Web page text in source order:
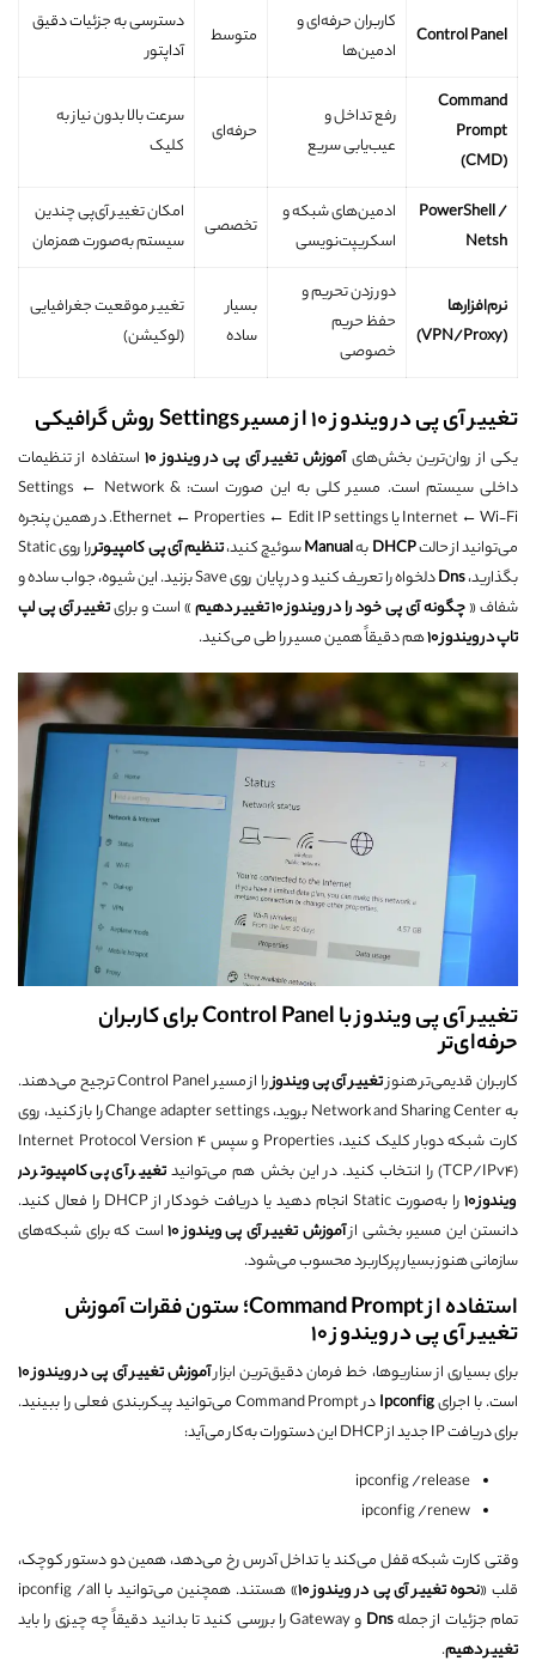
Control Panel
کاربران حرفه‌ای و
ادمین‌ها
متوسط
دسترسی به جزئیات دقیق
آداپتور
Command
Prompt
(CMD)
رفع تداخل و
عیب‌یابی سریع
حرفه‌ای
سرعت بالا بدون نیاز به
کلیک
PowerShell /
Netsh
ادمین‌های شبکه و
اسکریپت‌نویسی
تخصصی
امکان تغییر آی‌پی چندین
سیستم به‌صورت همزمان
نرم‌افزارها
(VPN/Proxy)
دور زدن تحریم و
حفظ حریم
خصوصی
بسیار
ساده
تغییر موقعیت جغرافیایی
(لوکیشن)
تغییر آی پی در ویندوز 10 از مسیر Settings روش گرافیکی
یکی از روان‌ترین بخش‌هایآموزش تغییر آی پی در ویندوز 10 استفاده از تنظیمات
داخلی سیستم است. مسیر کلی به این صورت است: Settings ← Network &
Internet ← Wi‑Fi یا Ethernet ← Properties ← Edit IP settings. در همین پنجره
می‌توانید از حالتDHCPبهManualسوئیچ کنید،تنظیم آی پی کامپیوتر
را روی Static
بگذارید،Dns
دلخواه را تعریف کنید و در پایان روی Save بزنید. این شیوه، جواب ساده و
شفاف «چگونه آی پی خود را در ویندوز 10 تغییر دهیم » است و برایتغییر آی پی لپ
تاپ در ویندوز 10 هم دقیقاً همین مسیر را طی می‌کنید.
تغییر آی پی ویندوز با Control Panel برای کاربران
حرفه‌ای‌تر
کاربران قدیمی‌تر هنوزتغییر آی پی ویندوز
را از مسیر Control Panel ترجیح می‌دهند.
به Network and Sharing Center بروید، Change adapter settings را باز کنید، روی
کارت شبکه دوبار کلیک کنید، Properties و سپس Internet Protocol Version 4
(TCP/IPv4) را انتخاب کنید. در این بخش هم می‌توانید
تغییر آی پی کامپیوتر در
ویندوز 10
را به‌صورت Static انجام دهید یا دریافت خودکار از DHCP را فعال کنید.
دانستن این مسیر، بخشی ازآموزش تغییر آی پی ویندوز 10
است که برای شبکه‌های
سازمانی هنوز بسیار پرکاربرد محسوب می‌شود.
استفاده از Command Prompt؛ ستون فقرات آموزش
تغییر آی پی در ویندوز 10
برای بسیاری از سناریوها، خط فرمان دقیق‌ترین ابزارآموزش تغییر آی پی در ویندوز 10
است. با اجرایIpconfig
در Command Prompt می‌توانید پیکربندی فعلی را ببینید.
برای دریافت IP جدید از DHCP این دستورات به‌کار می‌آید:
ipconfig /release
ipconfig /renew
وقتی کارت شبکه قفل می‌کند یا تداخل آدرس رخ می‌دهد، همین دو دستور کوچک،
قلب «نحوه تغییر آی پی در ویندوز 10
» هستند. همچنین می‌توانید با ipconfig /all
تمام جزئیات از جملهDns و Gateway را بررسی کنید تا بدانید دقیقاً چه چیزی را باید
تغيير دهيم.